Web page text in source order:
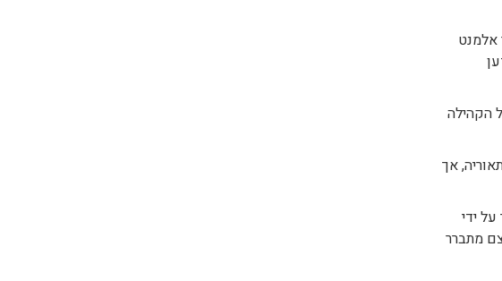
אלמנט
הקהילה
אך
ידי
בעצם מתברר